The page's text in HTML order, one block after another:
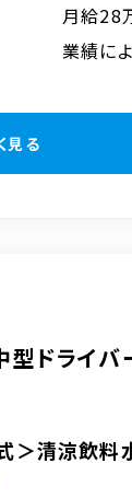
月給28
業績に
見る
型ドライ
＞清涼飲料